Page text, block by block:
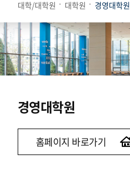
대학/대학원 대학원 경영대학원
경영대학원
홈페이지 바로가기